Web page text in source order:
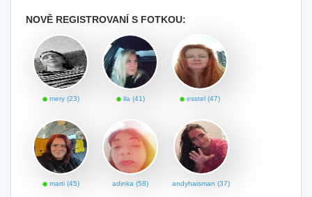
NOVĚ REGISTROVANÍ S FOTKOU:
mery (23) ila (41) esstel (47)
marti (45) adinka (58) andyhaisman (37)